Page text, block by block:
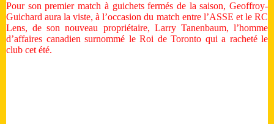
Pour son premier match à guichets fermés de la saison, Geoffroy-
Guichard aura la viste, à l’occasion du match entre l’ASSE et le RC
Lens, de son nouveau propriétaire, Larry Tanenbaum, l’homme
d’affaires canadien surnommé le Roi de Toronto qui a racheté le
club cet été.